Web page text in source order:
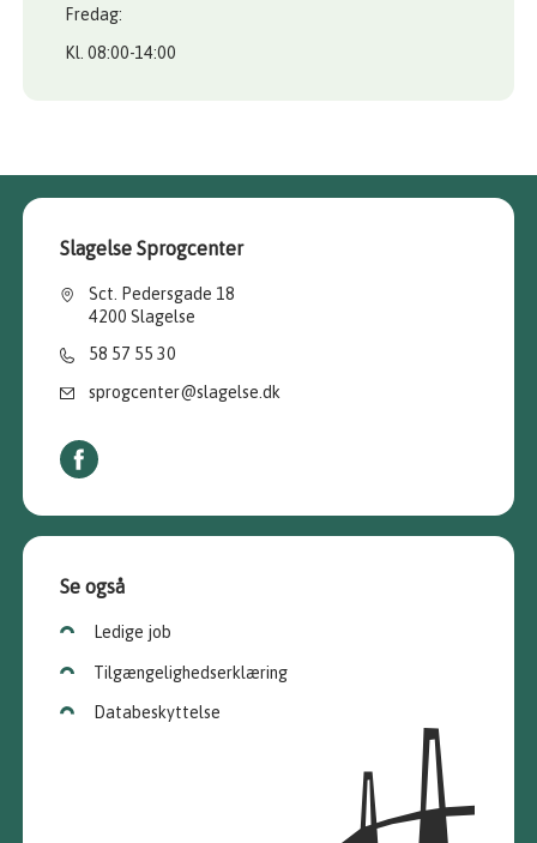
Fredag:
Kl. 08:00-14:00
Slagelse Sprogcenter
Sct. Pedersgade 18
4200 Slagelse
58 57 55 30
sprogcenter@slagelse.dk
Se også
Ledige job
Tilgængelighedserklæring
Databeskyttelse